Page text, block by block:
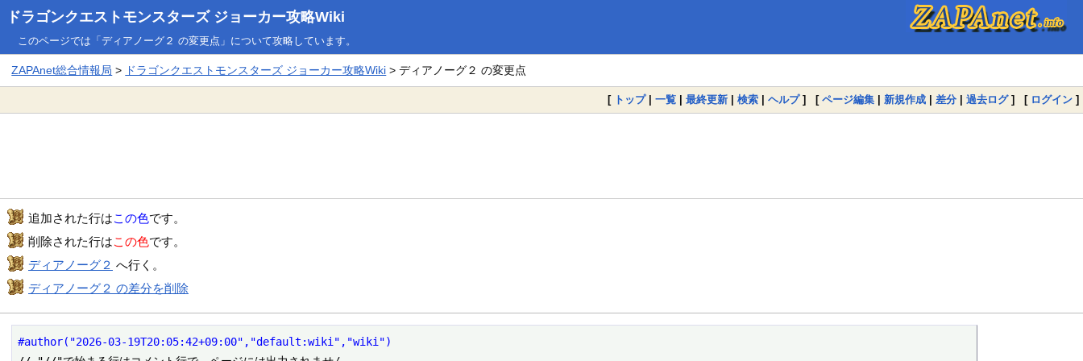
ドラゴンクエストモンスターズ ジョーカー攻略Wiki
このページでは「ディアノーグ２ の変更点」について攻略しています。
ZAPAnet総合情報局 > ドラゴンクエストモンスターズ ジョーカー攻略Wiki > ディアノーグ２ の変更点
[ トップ| 一覧 | 最終更新 | 検索 | ヘルプ] [ ページ編集 | 新規作成 | 差分 | 過去ログ] [ ログイン ]
追加された行はこの色です。
削除された行はこの色です。
ディアノーグ２ へ行く。
ディアノーグ２ の差分を削除
#author("2026-03-19T20:05:42+09:00","default:wiki","wiki")